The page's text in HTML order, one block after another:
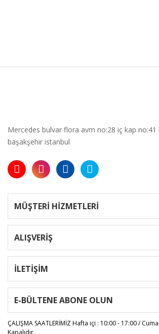
Mercedes bulvar flora avm no:28 iç kap no:41
başakşehir istanbul
MÜŞTERİ HİZMETLERİ
ALIŞVERİŞ
İLETİŞİM
E-BÜLTENE ABONE OLUN
ÇALIŞMA SAATLERİMİZHafta içi : 10:00 - 17:00 /
Kapalıdır